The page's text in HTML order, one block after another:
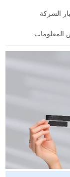
الشركة
المعلومات